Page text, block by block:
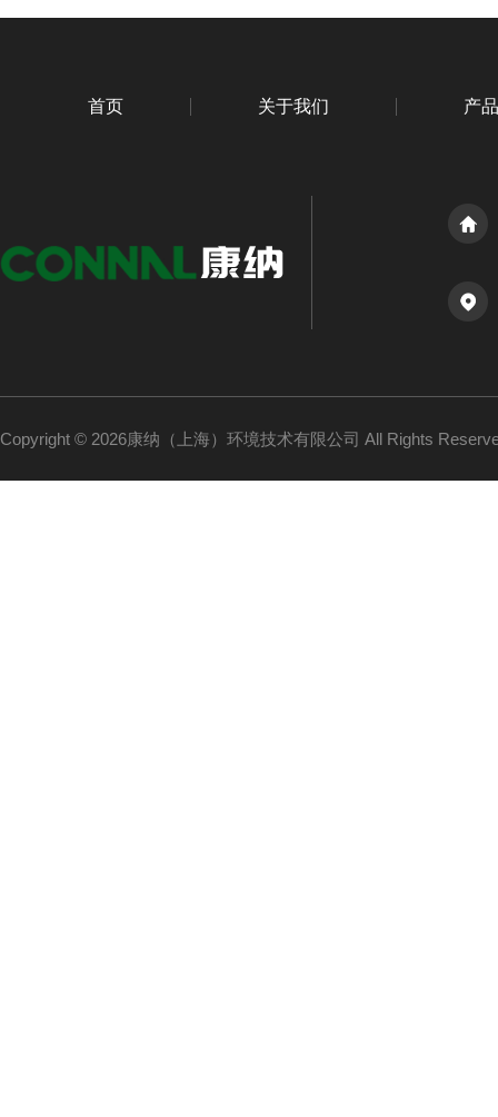
首页 关于我们 产
Copyright © 2026康纳（上海）环境技术有限公司 All Rights